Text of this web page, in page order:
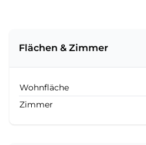
Flächen & Zimmer
Wohnfläche
Zimmer